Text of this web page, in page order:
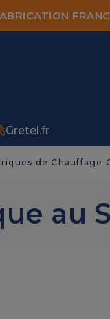
Gretel.fr
de Chauffage
au